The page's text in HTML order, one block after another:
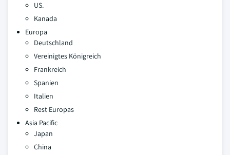
US.
Kanada
Europa
Deutschland
Vereinigtes Königreich
Frankreich
Spanien
Italien
Rest Europas
Asia Pacific
Japan
China